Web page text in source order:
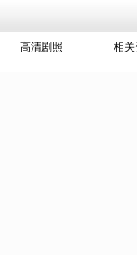
高清剧照 相